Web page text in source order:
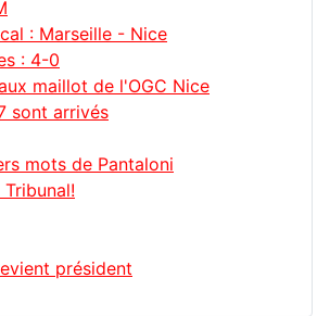
: Marseille - Nice
: 4-0
maillot de l'OGC Nice
sont arrivés
mots de Pantaloni
président